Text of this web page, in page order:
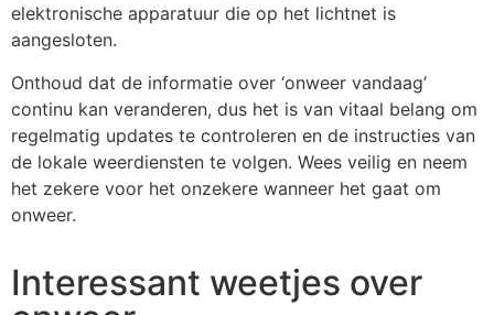
elektronische apparatuur die op het lichtnet is
aangesloten.
Onthoud dat de informatie over ‘onweer vandaag’
continu kan veranderen, dus het is van vitaal belang om
regelmatig updates te controleren en de instructies van
de lokale weerdiensten te volgen. Wees veilig en neem
het zekere voor het onzekere wanneer het gaat om
onweer.
Interessant weetjes over